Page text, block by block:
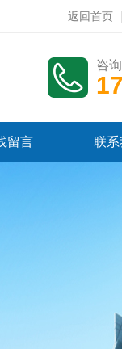
返回首页
咨
留言 联系